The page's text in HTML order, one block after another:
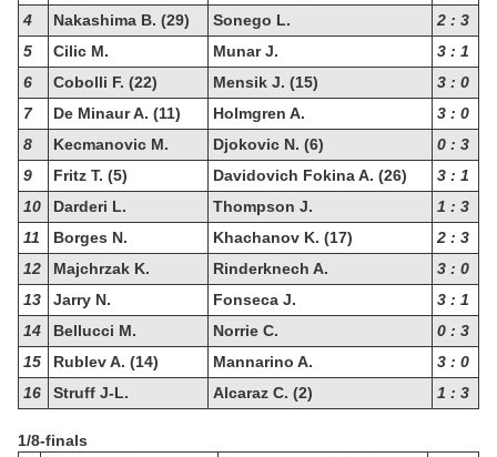
4
Nakashima B. (29) Sonego L.
2 : 3
5
Cilic M. Munar J.
3 : 1
6
Cobolli F. (22) Mensik J. (15)
3 : 0
7
De Minaur A. (11) Holmgren A.
3 : 0
8
Kecmanovic M. Djokovic N. (6)
0 : 3
9
Fritz T. (5) Davidovich Fokina A. (26)
3 : 1
10
Darderi L. Thompson J.
1 : 3
11
Borges N. Khachanov K. (17)
2 : 3
12
Majchrzak K. Rinderknech A.
3 : 0
13
Jarry N. Fonseca J.
3 : 1
14
Bellucci M. Norrie C.
0 : 3
15
Rublev A. (14) Mannarino A.
3 : 0
16
Struff J-L. Alcaraz C. (2) 1 : 3
1/8-finals